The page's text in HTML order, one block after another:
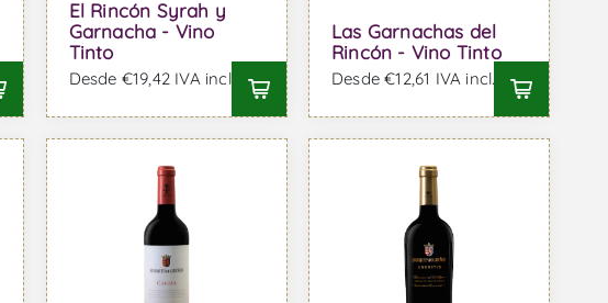
El Rincón Syrah y
Garnacha - Vino
Tinto
Desde €19,42 IVA incl.
Las Garnachas del
Rincón - Vino Tinto
Desde €12,61 IVA incl.